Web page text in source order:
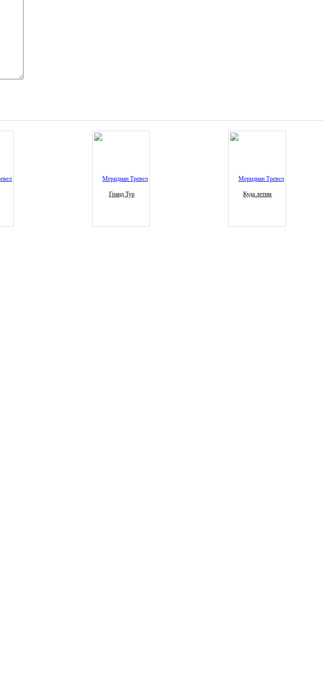
Гранд Тур Куда летим